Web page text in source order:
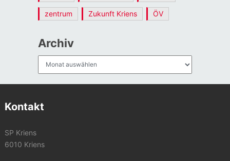
zentrum Zukunft Kriens ÖV
Archiv
Kontakt
SP Kriens
6010 Kriens